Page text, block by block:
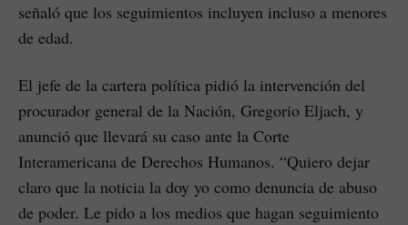
señaló que los seguimientos incluyen incluso a menores
de edad.
El jefe de la cartera política pidió la intervención del
procurador general de la Nación, Gregorio Eljach, y
anunció que llevará su caso ante la Corte
Interamericana de Derechos Humanos. “Quiero dejar
claro que la noticia la doy yo como denuncia de abuso
de poder. Le pido a los medios que hagan seguimiento